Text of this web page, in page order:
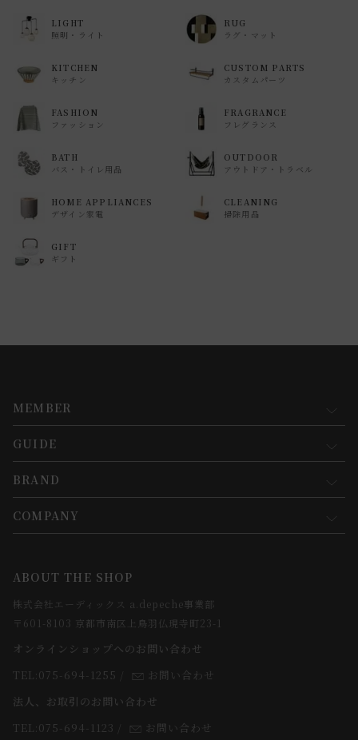
LIGHT
照明・ライト
RUG
ラグ・マット
KITCHEN
キッチン
CUSTOM PARTS
カスタムパーツ
FASHION
ファッション
FRAGRANCE
フレグランス
BATH
バス・トイレ用品
OUTDOOR
アウトドア・トラベル
HOME APPLIANCES
デザイン家電
CLEANING
掃除用品
GIFT
ギフト
MEMBER
マイページ
新規会員登録
会員規約について
GUIDE
お買い物ガイド
会員登録について
お支払方法について
お届けについて
よくあるご質問
BRAND
コンセプト
webカタログ
COMPANY
店舗一覧
求人情報
法人のお客様
スタッフ
ABOUT THE SHOP
株式会社エーディックス a.depeche事業部
〒601-8103 京都市南区上鳥羽仏現寺町23-1
オンラインショップへのお問い合わせ
TEL:075-694-1255
お問い合わせ
法人、お取引のお問い合わせ
TEL:075-694-1123
お問い合わせ